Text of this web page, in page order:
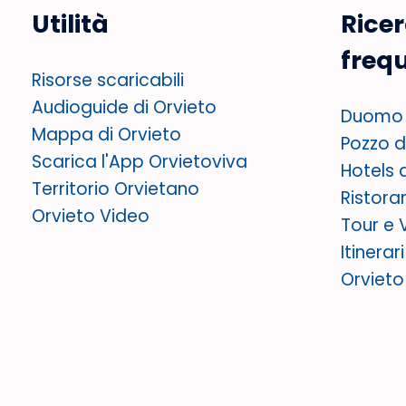
Utilità
Risorse scaricabili
Audioguide di Orvieto
Mappa di Orvieto
Scarica l'App Orvietoviva
Territorio Orvietano
Orvieto Video
Pozzo
Hotels
Tour e